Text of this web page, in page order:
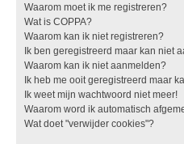
Waarom moet ik me registreren?
Wat is COPPA?
Waarom kan ik niet registreren?
Ik ben geregistreerd maar kan niet
Waarom kan ik niet aanmelden?
Ik heb me ooit geregistreerd maar
Ik weet mijn wachtwoord niet meer!
Waarom word ik automatisch
Wat doet "verwijder cookies"?